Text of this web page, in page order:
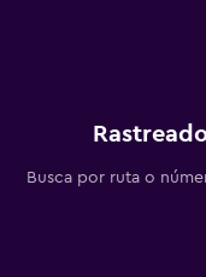
Busca por ruta o